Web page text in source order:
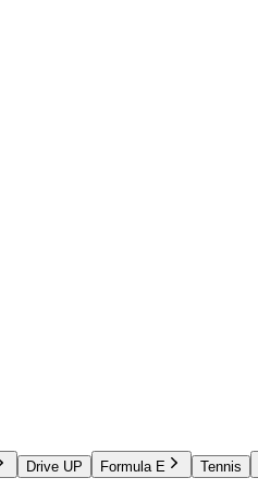
Drive UP Formula E Tennis